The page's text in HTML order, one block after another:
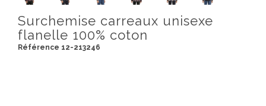
Surchemise carreaux unisexe
flanelle 100% coton
Référence 12-213246